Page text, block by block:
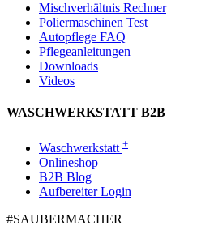
Mischverhältnis Rechner
Poliermaschinen Test
Autopflege FAQ
Pflegeanleitungen
Downloads
Videos
WASCHWERKSTATT B2B
Waschwerkstatt +
Onlineshop
B2B Blog
Aufbereiter Login
#SAUBER­MACHER